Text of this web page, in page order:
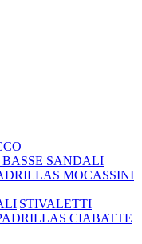
SANDALI
MOCASSINI
CIABATTE